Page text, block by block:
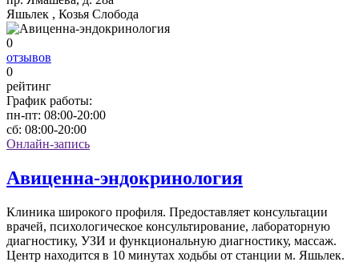
Яшьлек , Козья Слобода
0
отзывов
0
рейтинг
График работы:
пн-пт: 08:00-20:00
сб: 08:00-20:00
Онлайн-запись
Авиценна-эндокринология
Клиника широкого профиля. Предоставляет консультации
врачей, психологическое консультирование, лабораторную
диагностику, УЗИ и функциональную диагностику, массаж.
Центр находится в 10 минутах ходьбы от станции м. Яшьлек.